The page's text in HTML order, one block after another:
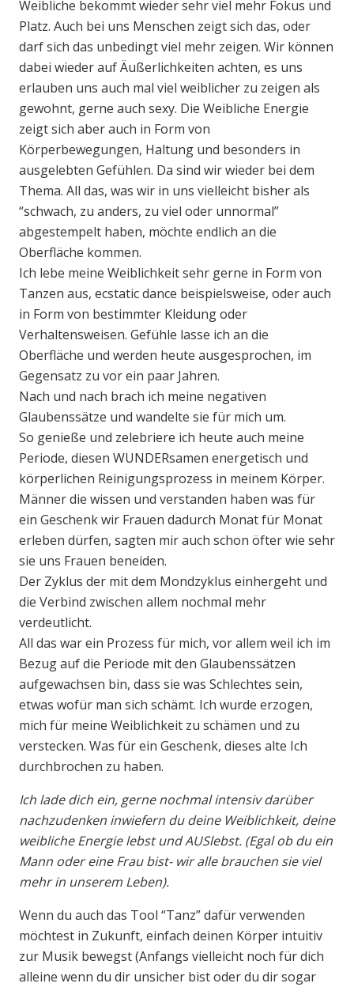
Weibliche bekommt wieder sehr viel mehr Fokus und
Platz. Auch bei uns Menschen zeigt sich das, oder
darf sich das unbedingt viel mehr zeigen. Wir können
dabei wieder auf Äußerlichkeiten achten, es uns
erlauben uns auch mal viel weiblicher zu zeigen als
gewohnt, gerne auch sexy. Die Weibliche Energie
zeigt sich aber auch in Form von
Körperbewegungen, Haltung und besonders in
ausgelebten Gefühlen. Da sind wir wieder bei dem
Thema. All das, was wir in uns vielleicht bisher als
“schwach, zu anders, zu viel oder unnormal”
abgestempelt haben, möchte endlich an die
Oberfläche kommen.
Ich lebe meine Weiblichkeit sehr gerne in Form von
Tanzen aus, ecstatic dance beispielsweise, oder auch
in Form von bestimmter Kleidung oder
Verhaltensweisen. Gefühle lasse ich an die
Oberfläche und werden heute ausgesprochen, im
Gegensatz zu vor ein paar Jahren.
Nach und nach brach ich meine negativen
Glaubenssätze und wandelte sie für mich um.
So genieße und zelebriere ich heute auch meine
Periode, diesen WUNDERsamen energetisch und
körperlichen Reinigungsprozess in meinem Körper.
Männer die wissen und verstanden haben was für
ein Geschenk wir Frauen dadurch Monat für Monat
erleben dürfen, sagten mir auch schon öfter wie sehr
sie uns Frauen beneiden.
Der Zyklus der mit dem Mondzyklus einhergeht und
die Verbind zwischen allem nochmal mehr
verdeutlicht.
All das war ein Prozess für mich, vor allem weil ich im
Bezug auf die Periode mit den Glaubenssätzen
aufgewachsen bin, dass sie was Schlechtes sein,
etwas wofür man sich schämt. Ich wurde erzogen,
mich für meine Weiblichkeit zu schämen und zu
verstecken. Was für ein Geschenk, dieses alte Ich
durchbrochen zu haben.
Ich lade dich ein, gerne nochmal intensiv darüber
nachzudenken inwiefern du deine Weiblichkeit, deine
weibliche Energie lebst und AUSlebst. (Egal ob du ein
Mann oder eine Frau bist- wir alle brauchen sie viel
mehr in unserem Leben).
Wenn du auch das Tool “Tanz” dafür verwenden
möchtest in Zukunft, einfach deinen Körper intuitiv
zur Musik bewegst (Anfangs vielleicht noch für dich
alleine wenn du dir unsicher bist oder du dir sogar